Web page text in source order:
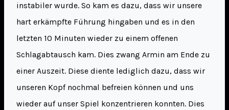
instabiler wurde. So kam es dazu, dass wir unsere
hart erkämpfte Führung hingaben und es in den
letzten 10 Minuten wieder zu einem offenen
Schlagabtausch kam. Dies zwang Armin am Ende zu
einer Auszeit. Diese diente lediglich dazu, dass wir
unseren Kopf nochmal befreien können und uns
wieder auf unser Spiel konzentrieren konnten. Dies